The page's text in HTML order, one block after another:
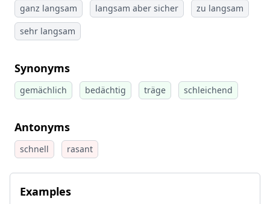
ganz langsam
langsam aber sicher
zu langsam
sehr langsam
Synonyms
gemächlich bedächtig träge schleichend
Antonyms
schnell rasant
Examples